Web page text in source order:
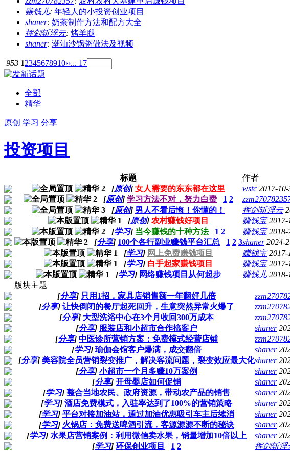
赚钱儿: 年轻人的小投资创业项目
shaner: 奶茶制作方法和配方大全
挥剑斩浮云: 烤羊腿
shaner: 潮汕沙锅粥做法及视频
953 12345678910››... 17
全部
精华
原创 学习 分享
投资项目
标题 作者
[原创] 女人需要的东东都在这里 wstc 2017-10-
[原创] 学习方法不对，努力白费 1 2
[原创] 男人不看后悔！你懂的！ 挥剑斩浮云
[原创] 农村赚钱好项目 赚钱宝 2017-
[学习] 当今赚钱的十种方法 1 2 赚钱宝 2018-
[分享] 100个各行副业赚钱平台汇总 1 2 3shaner 2024-
[学习] 网上免费赚钱项目 赚钱宝 2017-
[学习] 白手起家赚钱项目 赚钱宝 2017-
[学习] 网络赚钱项目从何起步 赚钱儿 2018-
版块主题
[分享] 只用1招，家具店销售额一年翻好几倍
[分享] 让快倒闭的餐厅起死回升，生意突然异常火爆了
[分享] 大型洗浴中心在3个月收回300万成本
[分享] 服装店和小超市合作搞客户 shaner
[分享] 中医诊所营销方案：免费模式经营店铺
[学习] 瑜伽会馆客户爆满，成交翻倍 shaner
[分享] 美容院全员营销裂变推广，解决客流问题，裂变效应最大化shaner
[分享] 小超市一个月多赚10万案例 shaner
[分享] 开母婴店如何促销 shaner
[学习] 整合当地农民、政府资源，带动农产品的销售 shaner
[学习] 酒店免费模式，入驻率达到了100%的营销策略 shaner
[学习] 平台对接加油站，通过加油优惠吸引车主后续消 shaner
[学习] 火锅店：免费送啤酒引流，客源源源不断的秘诀 shaner
[学习] 水果店营销案例：利用微信卖水果，销量增加10倍以上 shaner
[学习] 环保创业项目 1 2 挥剑斩浮